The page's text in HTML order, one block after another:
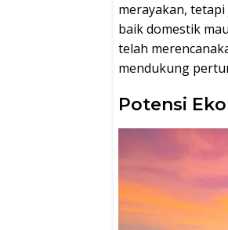
merayakan,
baik domestik
telah
mendukung
Potensi